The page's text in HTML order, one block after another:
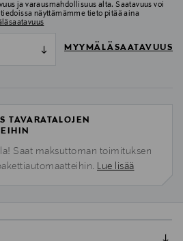
ja varausmahdollisuus alta. Saatavuus voi
näyttämämme tieto pitää aina
MYYMÄLÄSAATAVUUS
TAVARATALOJEN
Saat maksuttoman toimituksen
Lue lisää